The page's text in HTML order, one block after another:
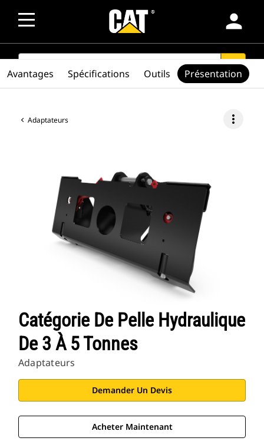
person
SEARCH search
Adaptateurs more_vert
Catégorie De Pelle Hydraulique
De 3 À 5 Tonnes
Adaptateurs
Demander Un Devis
Acheter Maintenant
Avantages Spécifications Outils Présentation